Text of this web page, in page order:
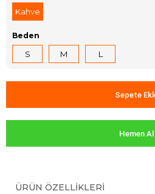
Kahve
Beden
S M L
ÜRÜN ÖZELLIKLERI